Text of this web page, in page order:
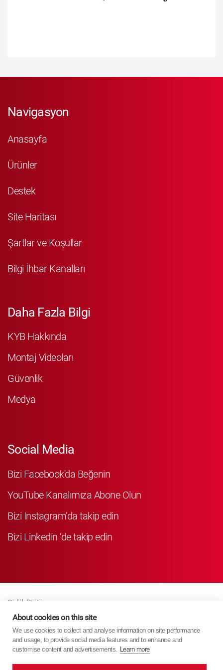
Navigasyon
Anasayfa
Ürünler
Destek
Site Haritası
Şartlar ve Koşullar
Bilgi İhbar Kanalları
Daha Fazla Bilgi
KYB Hakkında
Montaj Videoları
Güvenlik
Medya
Social Media
Bizi Facebook'da Beğenin
YouTube Kanalımıza Abone Olun
Bizi Instagram’da takip edin
Bizi Linkedin ‘de takip edin
Gizlilik Politikası
Business Partner Privacy
Çerez Poli̇ti̇kasi
Modern Slavery Act Policy
About cookies on this site
We use cookies to collect and analyse information on site performance
and usage, to provide social media features and to enhance and
customise content and advertisements. Learn more